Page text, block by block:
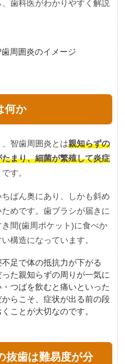
歯科医がわかりやすく解説
何か
智歯周囲炎とは親知らずの
まり、細菌が繁殖して炎症
す。
ばん奥にあり、しかも斜め
めです。歯ブラシが届きに
間(歯周ポケット)に食べか
構造になっています。
足で体の抵抗力が下がる
た親知らずの周りが一気に
つばを飲むと痛いといった
らこそ、症状が出る前の段
ことが大切なのです。
抜歯は難易度が分